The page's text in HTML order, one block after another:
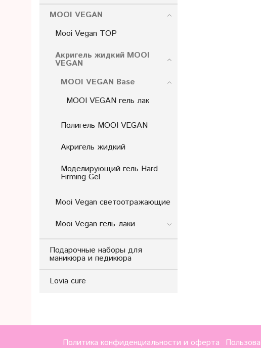
MOOI VEGAN
Mooi Vegan TOP
Акригель жидкий MOOI
VEGAN
MOOI VEGAN Base
MOOI VEGAN гель лак
Полигель MOOI VEGAN
Акригель жидкий
Моделирующий гель Hard
Firming Gel
Mooi Vegan светоотражающие
Mooi Vegan гель-лаки
Подарочные наборы для
маникюра и педикюра
Lovia cure
Политика конфиденциальности и оферта